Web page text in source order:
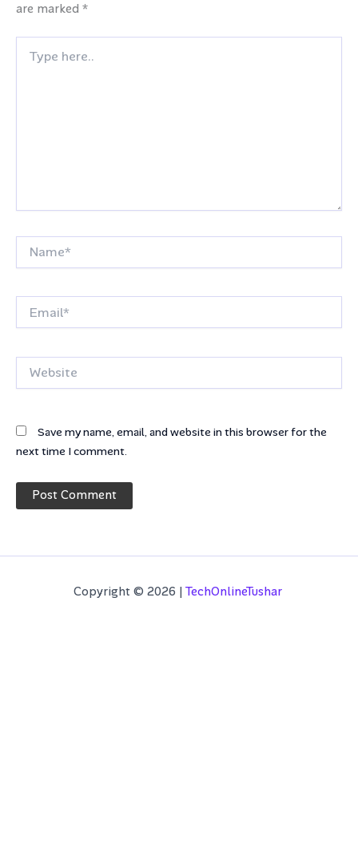
are marked *
here..
Save my name, email, and website in this browser for the
next time I comment.
Copyright © 2026 | TechOnlineTushar